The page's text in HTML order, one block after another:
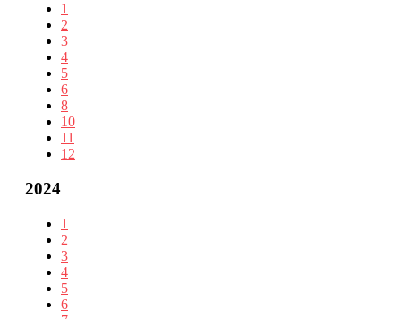
1
2
3
4
5
6
8
10
11
12
2024
1
2
3
4
5
6